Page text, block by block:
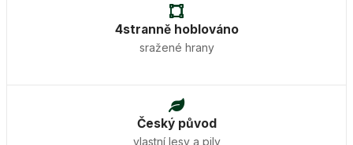
4stranně hoblováno
sražené hrany
Český původ
vlastní lesy a pily